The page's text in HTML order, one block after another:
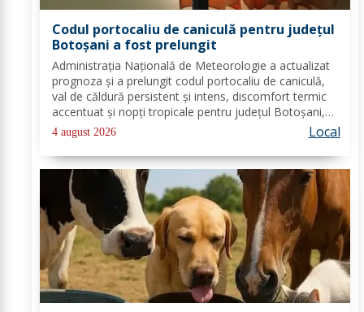
Codul portocaliu de caniculă pentru județul
Botoșani a fost prelungit
Administrația Națională de Meteorologie a actualizat
prognoza și a prelungit codul portocaliu de caniculă,
val de căldură persistent și intens, discomfort termic
accentuat și nopți tropicale pentru județul Botoșani,
până joi, la ora 10:00. Temperaturile maxime vor fi
cuprinse între 35 și 39 de...
4 august 2026 Local